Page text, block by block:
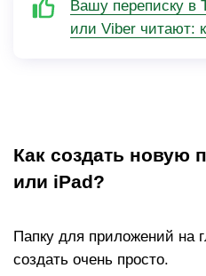
Вашу переписку в
или Viber читают:
Как создать новую
или iPad?
Папку для приложений на
создать очень просто.